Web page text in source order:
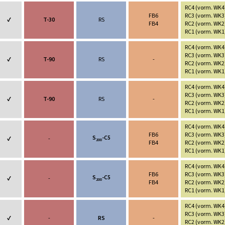
✔ T-30 RS
FB6
FB4
RC4 (vorm.
RC3 (vorm.
RC2 (vorm.
RC1 (vorm.
✔ T-90 RS -
RC4 (vorm.
RC3 (vorm.
RC2 (vorm.
RC1 (vorm.
✔ T-90 RS -
RC4 (vorm.
RC3 (vorm.
RC2 (vorm.
RC1 (vorm.
✔ - S200-C5
FB6
FB4
RC4 (vorm.
RC3 (vorm.
RC2 (vorm.
RC1 (vorm.
✔ - S200-C5
FB6
FB4
RC4 (vorm.
RC3 (vorm.
RC2 (vorm.
RC1 (vorm.
✔ - RS -
RC4 (vorm.
RC3 (vorm.
RC2 (vorm.